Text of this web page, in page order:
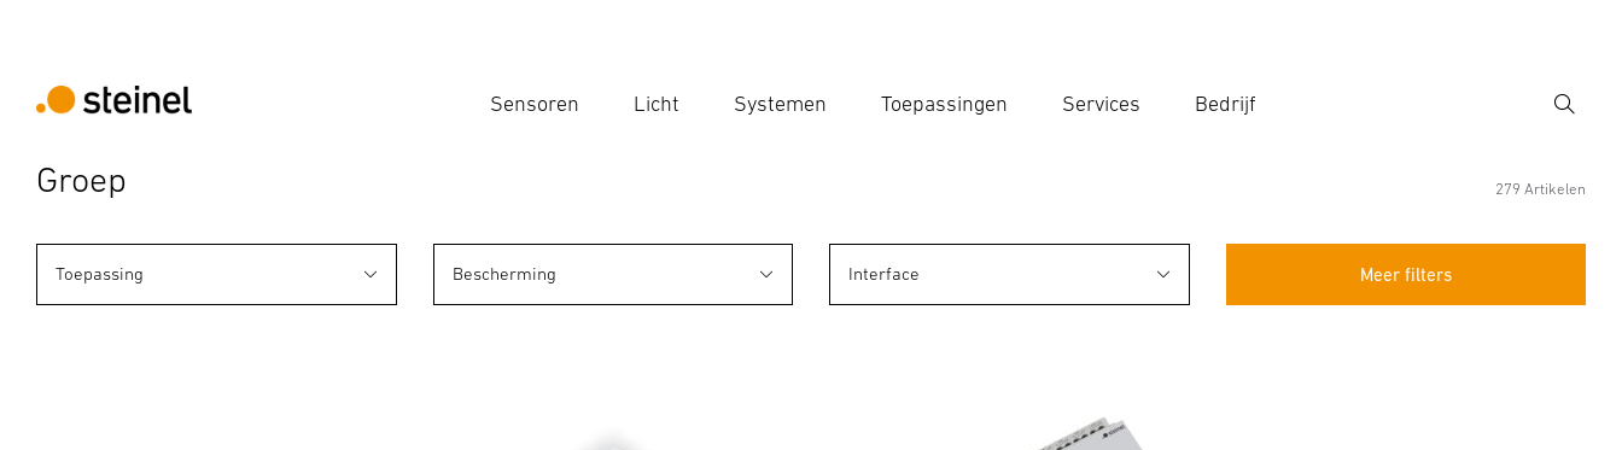
Sensoren Licht Systemen Toepassingen Services Bedrijf
Zoek
Groep 279 Artikelen
Meer filters
Toepassing Bescherming Interface